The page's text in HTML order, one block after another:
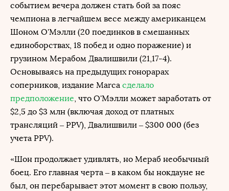
событием вечера должен стать бой за пояс
чемпиона в легчайшем весе между американцем
Шоном О'Мэлли (20 поединков в смешанных
единоборствах, 18 побед и одно поражение) и
грузином Мерабом Двалишвили (21,17-4).
Основываясь на предыдущих гонорарах
соперников, издание Marca сделало
предположение, что О'Мэлли может заработать от
$2,5 до $3 млн (включая доход от платных
трансляций – PPV), Двалишвили – $300 000 (без
учета PPV).
«Шон продолжает удивлять, но Мераб необычный
боец. Его главная черта – в каком бы нокдауне не
был, он перебарывает этот момент в свою пользу,